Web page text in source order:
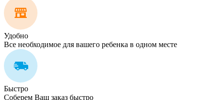
Удобно
Все необходимое для вашего ребенка в одном месте
Быстро
Соберем Ваш заказ быстро